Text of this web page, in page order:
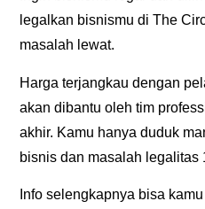
legalkan bisnismu di The
masalah lewat.
Harga terjangkau dengan
akan dibantu oleh tim
akhir. Kamu hanya duduk
bisnis dan masalah legalitas
Info selengkapnya bisa